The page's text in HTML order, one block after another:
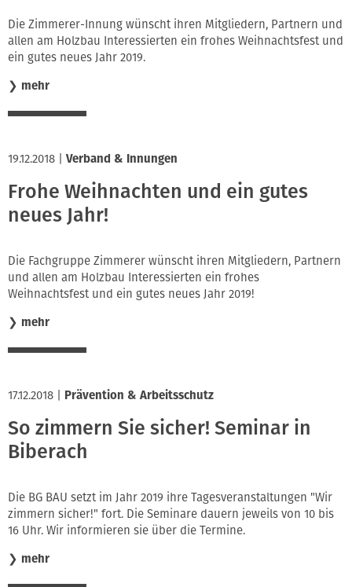
Die Zimmerer-Innung wünscht ihren Mitgliedern, Partnern und
allen am Holzbau Interessierten ein frohes Weihnachtsfest und
ein gutes neues Jahr 2019.
❯ mehr
19.12.2018 Verband & Innungen
Frohe Weihnachten und ein gutes
neues Jahr!
Die Fachgruppe Zimmerer wünscht ihren Mitgliedern, Partnern
und allen am Holzbau Interessierten ein frohes
Weihnachtsfest und ein gutes neues Jahr 2019!
❯ mehr
17.12.2018 Prävention & Arbeitsschutz
So zimmern Sie sicher! Seminar in
Biberach
Die BG BAU setzt im Jahr 2019 ihre Tagesveranstaltungen "Wir
zimmern sicher!" fort. Die Seminare dauern jeweils von 10 bis
16 Uhr. Wir informieren sie über die Termine.
❯ mehr